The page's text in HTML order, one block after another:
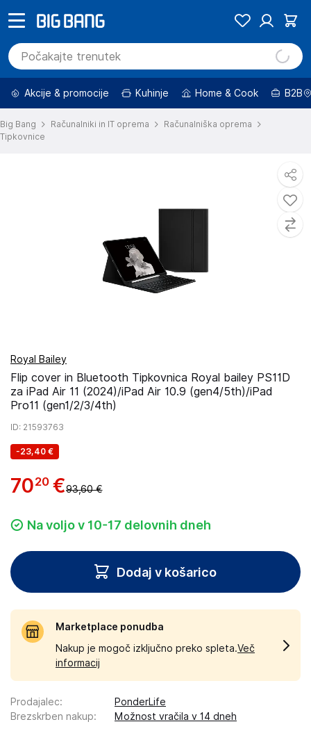
Akcije & promocije Kuhinje Home & Cook B2B
Big Bang Računalniki in IT oprema
Računalniška oprema
Tipkovnice
Royal Bailey
Flip cover in Bluetooth Tipkovnica Royal bailey PS11D
za iPad Air 11 (2024)/iPad Air 10.9 (gen4/5th)/iPad
Pro11 (gen1/2/3/4th)
ID: 21593763
-23,40 €
7020 €93,60 €
Na voljo v 10-17 delovnih dneh
Dodaj v košarico
Marketplace ponudba
Nakup je mogoč izključno preko spleta.Več
informacij
Prodajalec:
PonderLife
Brezskrben nakup: Možnost vračila v 14 dneh